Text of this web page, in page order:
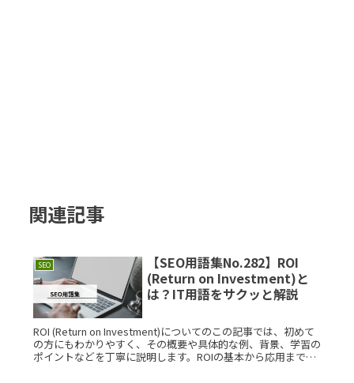
関連記事
SEO
【SEO用語集No.282】ROI
(Return on Investment)と
は？IT用語をサクッと解説
ROI (Return on Investment)についてのこの記事では、初めて
の方にもわかりやすく、その概要や具体的な例、背景、学習の
ポイントなどを丁寧に説明します。ROIの基本から応用までを